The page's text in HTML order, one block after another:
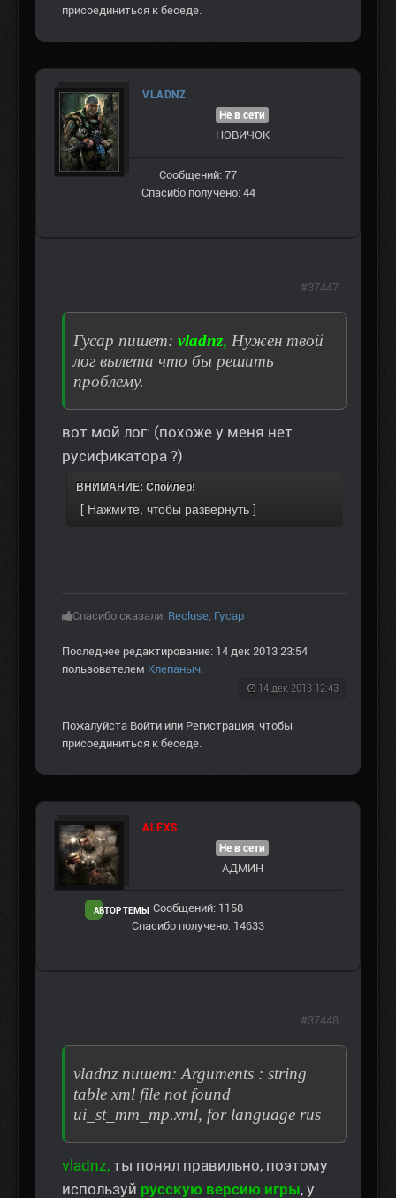
присоединиться к беседе.
VLADNZ
Не в сети
НОВИЧОК
Сообщений: 77
Спасибо получено: 44
Гусар пишет: vladnz, Нужен твой
лог вылета что бы решить
проблему.
вот мой лог: (похоже у меня нет
русификатора ?)
ВНИМАНИЕ: Спойлер!
Спасибо сказали: Recluse Гусар
Последнее редактирование: 14 дек 2013 23:54
пользователем Клепаныч
14 дек 2013 12:43
#37447
Пожалуйста Войти или Регистрация , чтобы
присоединиться к беседе.
ALEXS
АВТОР ТЕМЫ
Не в сети
АДМИН
Сообщений: 1158
Спасибо получено: 14633
vladnz пишет: Arguments : string
table xml file not found
ui_st_mm_mp.xml, for language rus
vladnz, ты понял правильно, поэтому
используй русскую версию игры, у
#37448